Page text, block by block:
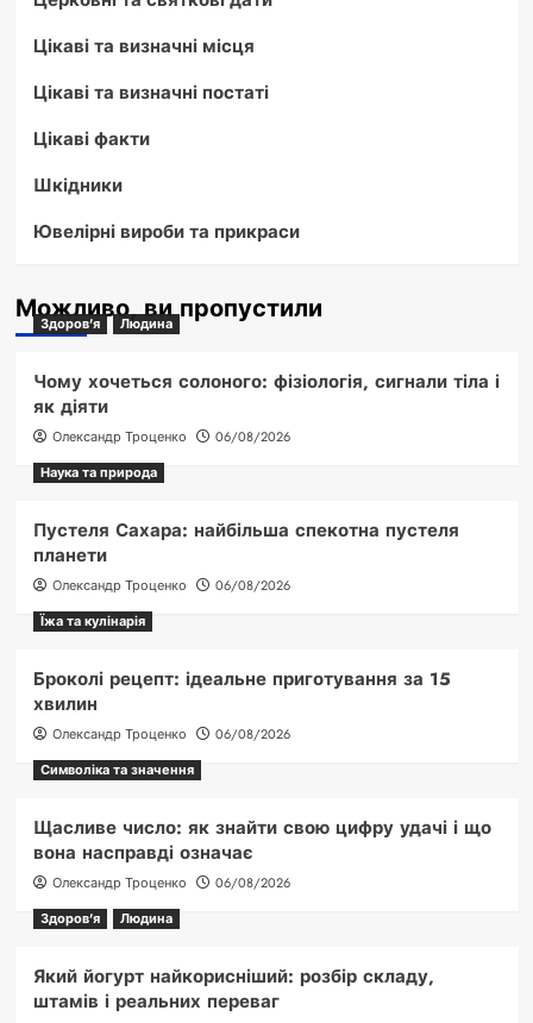
Цікаві та визначні місця
Цікаві та визначні постаті
Цікаві факти
Шкідники
Ювелірні вироби та прикраси
Можливо, ви пропустили
Здоров'я Людина
Чому хочеться солоного: фізіологія, сигнали тіла і
як діяти
Олександр Троценко
06/08/2026
Наука та природа
Пустеля Сахара: найбільша спекотна пустеля
планети
Олександр Троценко
06/08/2026
Їжа та кулінарія
Броколі рецепт: ідеальне приготування за 15
хвилин
Олександр Троценко
06/08/2026
Символіка та значення
Щасливе число: як знайти свою цифру удачі і що
вона насправді означає
Олександр Троценко
06/08/2026
Здоров'я
Людина
Який йогурт найкорисніший: розбір складу,
штамів і реальних переваг